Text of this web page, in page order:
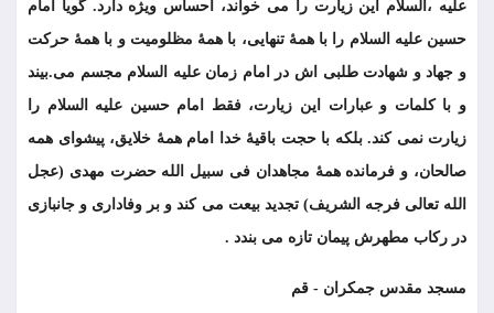
علیه ،السلام این زیارت را می خواند، احساس ویژه دارد. گویا امام
حسین علیه السلام را با همۀ تنهایی، با همۀ مظلومیت و با همۀ حرکت
و جهاد و شهادت طلبی اش در امام زمان علیه السلام مجسم می.بیند
و با کلمات و عبارات این زیارت، فقط امام حسین علیه السلام را
زیارت نمی کند. بلکه با حجت باقیۀ خدا امام همۀ خلایق، پیشوای همه
صالحان، و فرمانده همۀ مجاهدان فی سبیل الله حضرت مهدی (عجل
الله تعالى فرجه الشريف) تجدید بیعت می کند و بر وفاداری و جانبازی
در رکاب مطهرش پیمان تازه می بندد .
مسجد مقدس جمكران - قم